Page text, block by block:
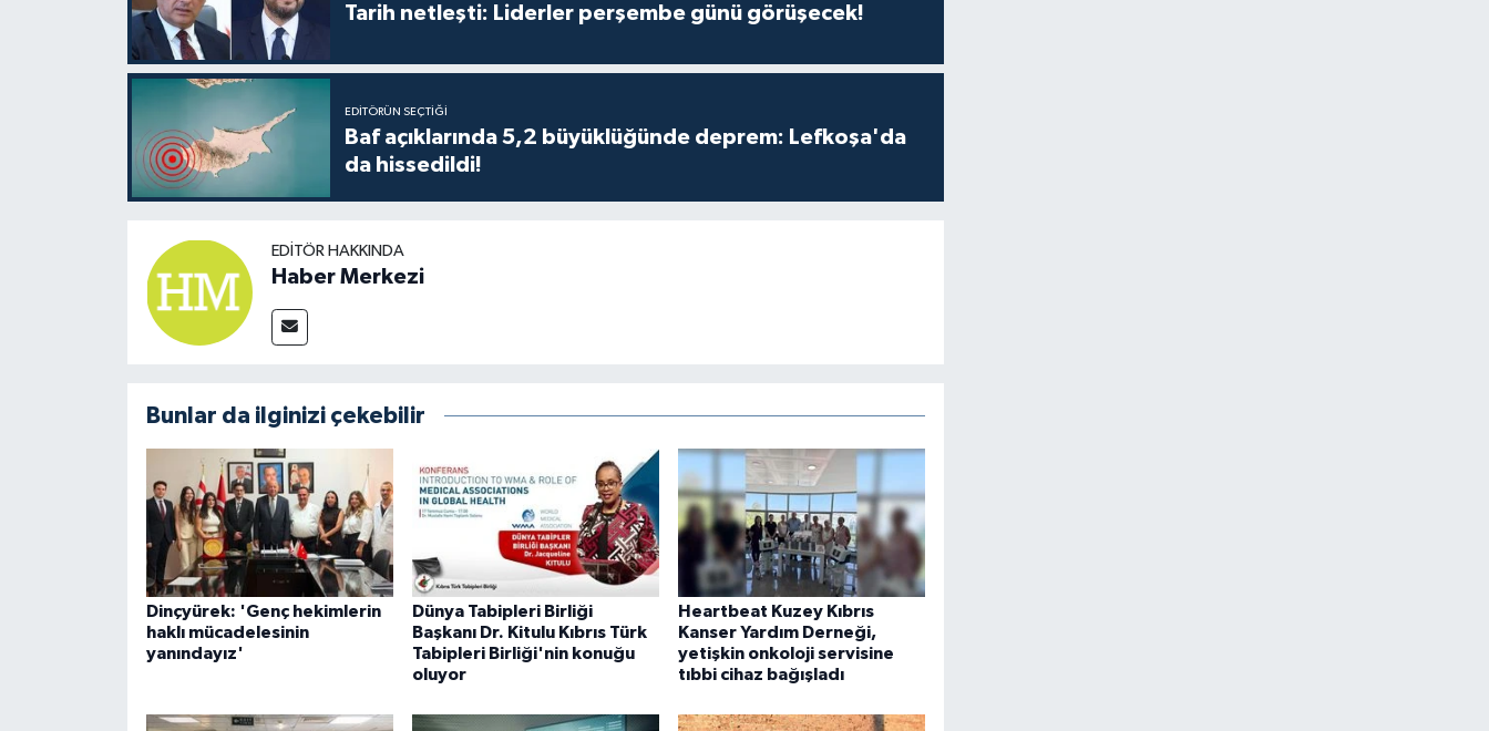
Tarih netleşti: Liderler perşembe günü görüşecek!
EDITÖRÜN SEÇTIĞI
Baf açıklarında 5,2 büyüklüğünde deprem: Lefkoşa'da
da hissedildi!
EDITÖR HAKKINDA
Haber Merkezi
Bunlar da ilginizi çekebilir
Dinçyürek: 'Genç hekimlerin
haklı mücadelesinin
yanındayız'
Dünya Tabipleri Birliği
Başkanı Dr. Kitulu Kıbrıs Türk
Tabipleri Birliği'nin konuğu
oluyor
Heartbeat Kuzey Kıbrıs
Kanser Yardım Derneği,
yetişkin onkoloji servisine
tıbbi cihaz bağışladı